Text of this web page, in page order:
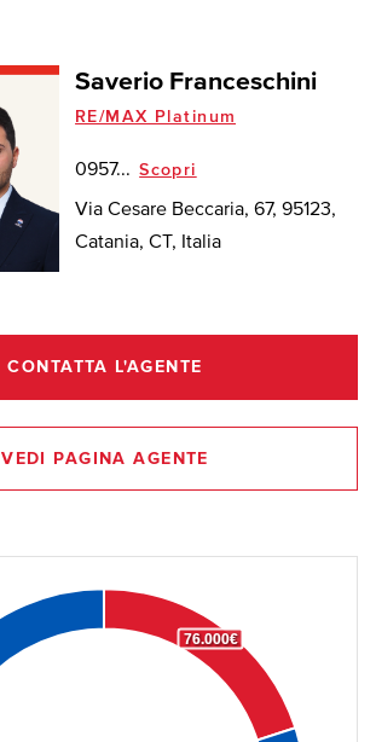
Saverio Franceschini
RE/MAX Platinum
0957... Scopri
Via Cesare Beccaria, 67, 95123,
Catania, CT, Italia
CONTATTA L'AGENTE
VEDI PAGINA AGENTE
76.000€